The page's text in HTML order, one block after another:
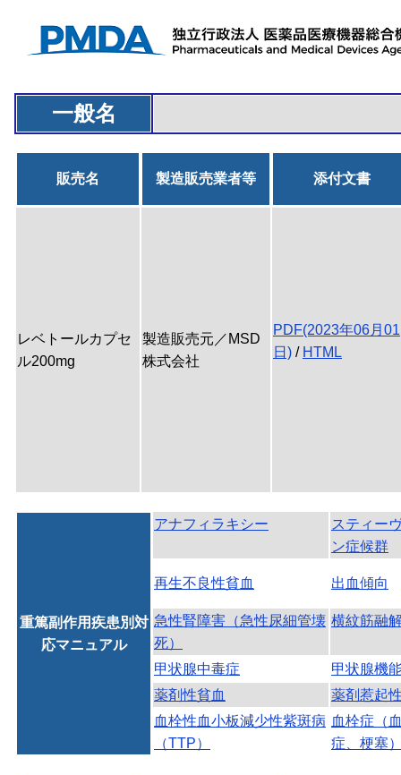
一般名
販売名 製造販売業者等 添付文書
レベトールカプセ
ル200mg
製造販売元／MSD
株式会社
PDF(2023年06月01
日) / HTML
重篤副作用疾患別対
応マニュアル
アナフィラキシー
スティー
ン症候群
再生不良性貧血 出血傾向
急性腎障害（急性尿細管壊
死）
横紋筋融
甲状腺中毒症
甲状腺機
薬剤性貧血
薬剤惹起
血栓性血小板減少性紫斑病
（TTP）
血栓症（
症、梗塞